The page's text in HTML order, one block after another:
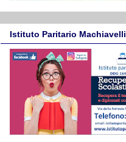
Istituto Paritario Machiavelli